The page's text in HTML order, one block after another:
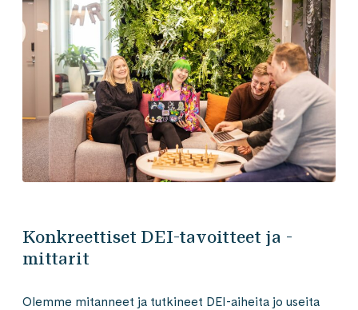
Konkreettiset DEI-tavoitteet ja -
mittarit
Olemme mitanneet ja tutkineet DEI-aiheita jo useita